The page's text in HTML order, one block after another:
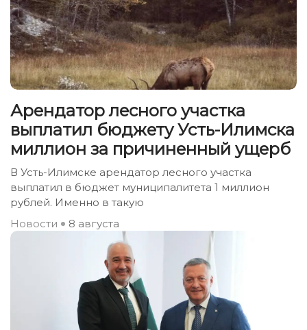
Арендатор лесного участка
выплатил бюджету Усть-Илимска
миллион за причиненный ущерб
В Усть-Илимске арендатор лесного участка
выплатил в бюджет муниципалитета 1 миллион
рублей. Именно в такую
Новости
8 августа